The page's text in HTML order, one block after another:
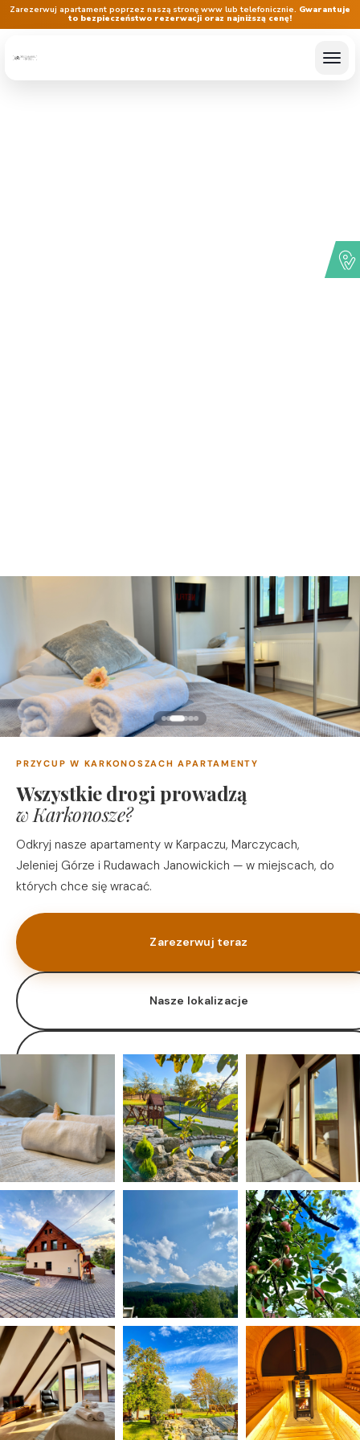
PRZYCUP W KARKONOSZACH APARTAMENTY
Wszystkie drogi prowadzą
w Karkonosze?
Odkryj nasze apartamenty w Karpaczu, Marczycach,
Jeleniej Górze i Rudawach Janowickich — w miejscach, do
których chce się wracać.
Zarezerwuj teraz
Nasze lokalizacje
Oferta zarządzania
Zarezerwuj apartament poprzez naszą stronę www lub telefonicznie. Gwarantuje
to bezpieczeństwo rezerwacji oraz najniższą cenę!